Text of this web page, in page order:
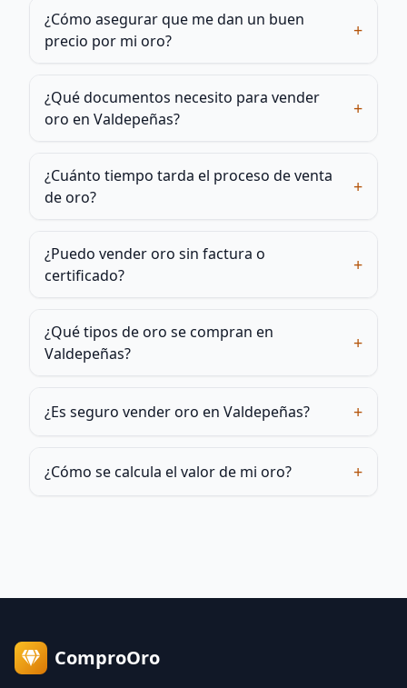
¿Cómo asegurar que me dan un buen
precio por mi oro?
+
¿Qué documentos necesito para vender
oro en Valdepeñas?
+
¿Cuánto tiempo tarda el proceso de venta
de oro?
+
¿Puedo vender oro sin factura o
certificado?
+
¿Qué tipos de oro se compran en
Valdepeñas?
+
¿Es seguro vender oro en Valdepeñas? +
¿Cómo se calcula el valor de mi oro? +
ComproOro